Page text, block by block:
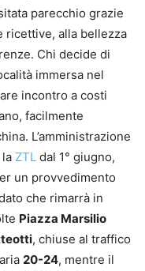
parecchio grazie
ricettive, alla bellezza
Chi decide di
immersa nel
incontro a costi
facilmente
L’amministrazione
ZTL dal 1° giugno,
un provvedimento
che rimarrà in
Piazza Marsilio
, chiuse al traffico
20-24, mentre il